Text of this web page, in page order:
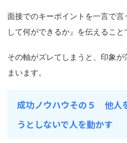
面接でのキーポイントを一言で
して何ができるか』を伝えること
その軸がズレてしまうと、印象
まいます。
成功ノウハウその５ 他人
うとしないで人を動かす